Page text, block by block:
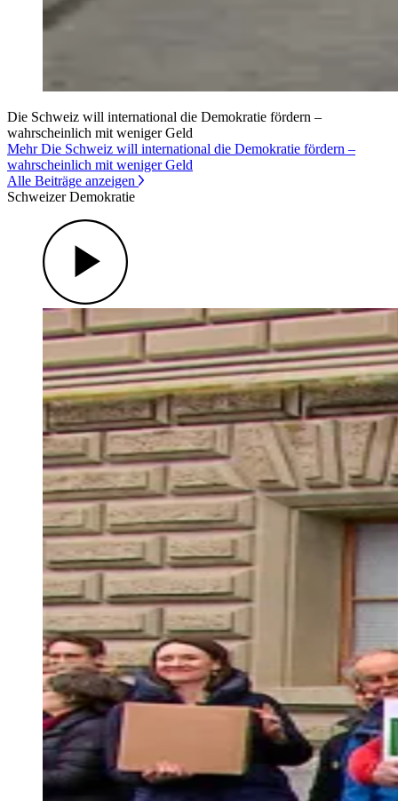
Die Schweiz will international die Demokratie fördern –
wahrscheinlich mit weniger Geld
Mehr Die Schweiz will international die Demokratie fördern –
wahrscheinlich mit weniger Geld
Alle Beiträge anzeigen
Schweizer Demokratie